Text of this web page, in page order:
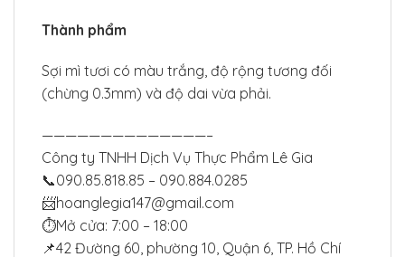
Thành phẩm
Sợi mì tươi có màu trắng, độ rộng tương đối
(chừng 0.3mm) và độ dai vừa phải.
——————————————–
Công ty TNHH Dịch Vụ Thực Phẩm Lê Gia
📞090.85.818.85 – 090.884.0285
📨hoanglegia147@gmail.com
⏱Mở cửa: 7:00 – 18:00
📌42 Đường 60, phường 10, Quận 6, TP. Hồ Chí